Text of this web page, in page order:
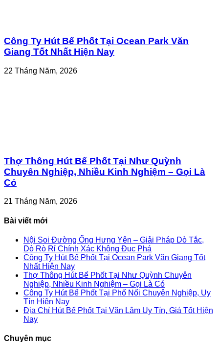
Công Ty Hút Bể Phốt Tại Ocean Park Văn
Giang Tốt Nhất Hiện Nay
22 Tháng Năm, 2026
Thợ Thông Hút Bể Phốt Tại Như Quỳnh
Chuyên Nghiệp, Nhiều Kinh Nghiệm – Gọi Là
Có
21 Tháng Năm, 2026
Bài viết mới
Nội Soi Đường Ống Hưng Yên – Giải Pháp Dò Tắc,
Dò Rò Rỉ Chính Xác Không Đục Phá
Công Ty Hút Bể Phốt Tại Ocean Park Văn Giang Tốt
Nhất Hiện Nay
Thợ Thông Hút Bể Phốt Tại Như Quỳnh Chuyên
Nghiệp, Nhiều Kinh Nghiệm – Gọi Là Có
Công Ty Hút Bể Phốt Tại Phố Nối Chuyên Nghiệp, Uy
Tín Hiện Nay
Địa Chỉ Hút Bể Phốt Tại Văn Lâm Uy Tín, Giá Tốt Hiện
Nay
Chuyên mục